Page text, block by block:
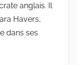
anglais. Il
Havers,
dans ses